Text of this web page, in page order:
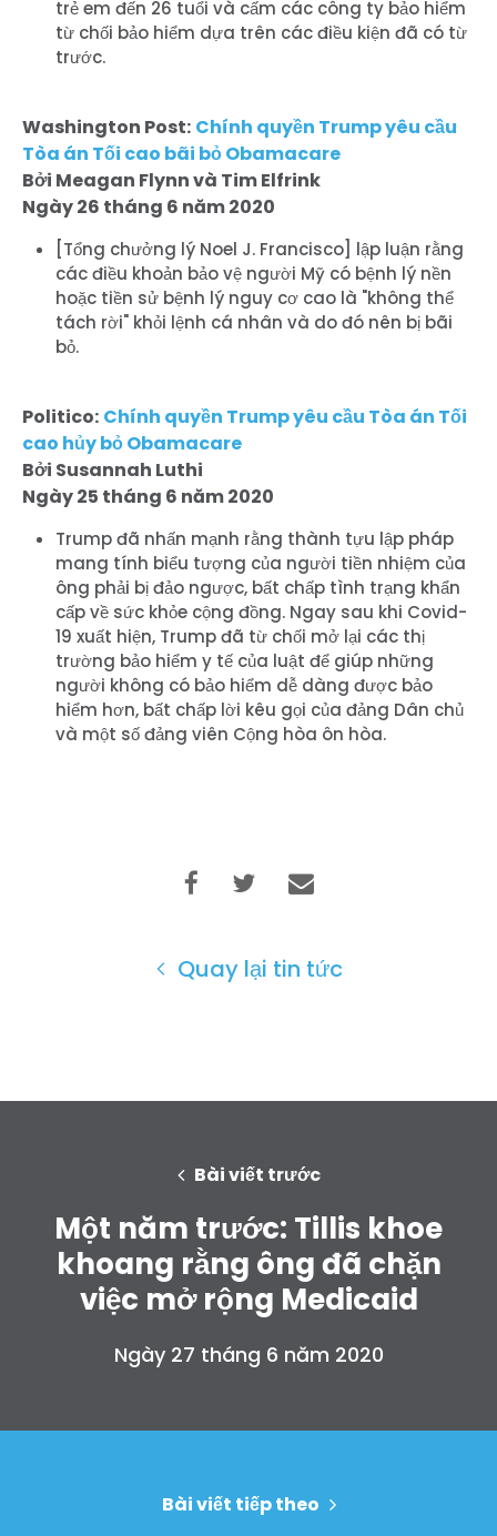
Take Back the Courts
Làm việc với chúng tôi
Bữa tiệc của bạn
Hoạt động
Vote
Quyên tặng
trẻ em đến 26 tuổi và cấm các công ty bảo hiểm
từ chối bảo hiểm dựa trên các điều kiện đã có từ
trước.
Washington Post: Chính quyền Trump yêu cầu
Tòa án Tối cao bãi bỏ Obamacare
Bởi Meagan Flynn và Tim Elfrink
Ngày 26 tháng 6 năm 2020
[Tổng chưởng lý Noel J. Francisco] lập luận rằng
các điều khoản bảo vệ người Mỹ có bệnh lý nền
hoặc tiền sử bệnh lý nguy cơ cao là "không thể
tách rời" khỏi lệnh cá nhân và do đó nên bị bãi
bỏ.
Politico: Chính quyền Trump yêu cầu Tòa án Tối
cao hủy bỏ Obamacare
Bởi Susannah Luthi
Ngày 25 tháng 6 năm 2020
Trump đã nhấn mạnh rằng thành tựu lập pháp
mang tính biểu tượng của người tiền nhiệm của
ông phải bị đảo ngược, bất chấp tình trạng khẩn
cấp về sức khỏe cộng đồng. Ngay sau khi Covid-
19 xuất hiện, Trump đã từ chối mở lại các thị
trường bảo hiểm y tế của luật để giúp những
người không có bảo hiểm dễ dàng được bảo
hiểm hơn, bất chấp lời kêu gọi của đảng Dân chủ
và một số đảng viên Cộng hòa ôn hòa.
Quay lại tin tức
Bài viết trước
Một năm trước: Tillis khoe
khoang rằng ông đã chặn
việc mở rộng Medicaid
Ngày 27 tháng 6 năm 2020
Bài viết tiếp theo